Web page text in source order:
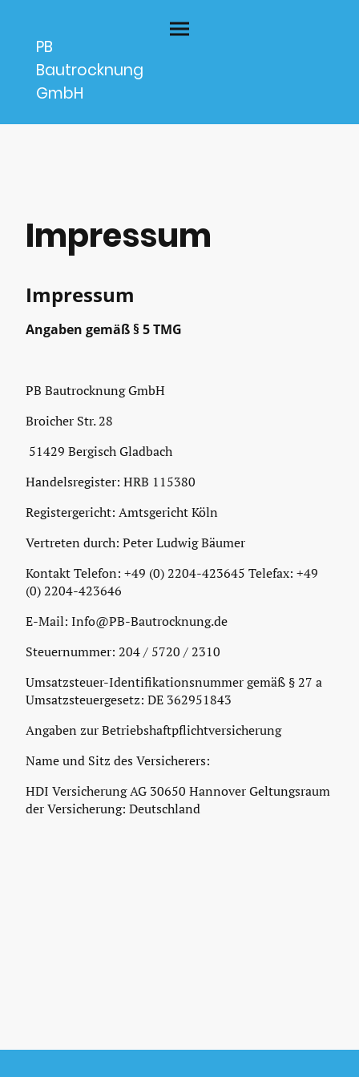
PB
Bautrocknung
GmbH
Impressum
Impressum
Angaben gemäß § 5 TMG
PB Bautrocknung GmbH
Broicher Str. 28
51429 Bergisch Gladbach
Handelsregister: HRB 115380
Registergericht: Amtsgericht Köln
Vertreten durch: Peter Ludwig Bäumer
Kontakt Telefon: +49 (0) 2204-423645 Telefax: +49
(0) 2204-423646
E-Mail: Info@PB-Bautrocknung.de
Steuernummer: 204 / 5720 / 2310
Umsatzsteuer-Identifikationsnummer gemäß § 27 a
Umsatzsteuergesetz: DE 362951843
Angaben zur Betriebshaftpflichtversicherung
Name und Sitz des Versicherers:
HDI Versicherung AG 30650 Hannover Geltungsraum
der Versicherung: Deutschland